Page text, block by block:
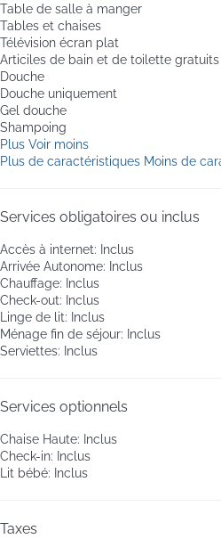
Table de salle à manger
Tables et chaises
Télévision écran plat
Articiles de bain et de toilette gratuits
Douche
Douche uniquement
Gel douche
Shampoing
Plus Voir moins
Plus de caractéristiques Moins de
Services obligatoires ou inclus
Accès à internet: Inclus
Arrivée Autonome: Inclus
Chauffage: Inclus
Check-out: Inclus
Linge de lit: Inclus
Ménage fin de séjour: Inclus
Serviettes: Inclus
Services optionnels
Chaise Haute: Inclus
Check-in: Inclus
Lit bébé: Inclus
Taxes